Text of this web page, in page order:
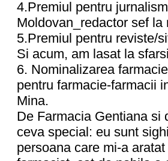
4.Premiul pentru
Moldovan_redactor sef la
5.Premiul pentru reviste/
Si acum, am lasat la
6. Nominalizarea
pentru farmacie-farmacii
Mina.
De Farmacia Gentiana si
ceva special: eu sunt
persoana care mi-a